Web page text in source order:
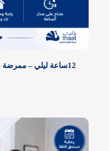
12ساعة ليلي – ممرضة – شهر (30 يوم) – من الجنسية الفلبينية